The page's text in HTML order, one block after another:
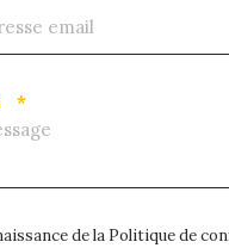
*
de la Politique de